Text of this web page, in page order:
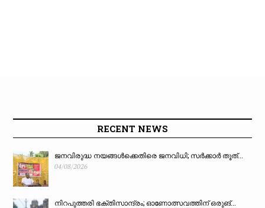
RECENT NEWS
ജനവിരുദ്ധ നയങ്ങൾക്കെതിരെ ജനവിധി; സർക്കാർ തൂത്...
04/08/2026
നിറപുത്തരി ഭക്തിസാന്ദ്രം; ഓണോത്സവത്തിന് ഒരുങ്...